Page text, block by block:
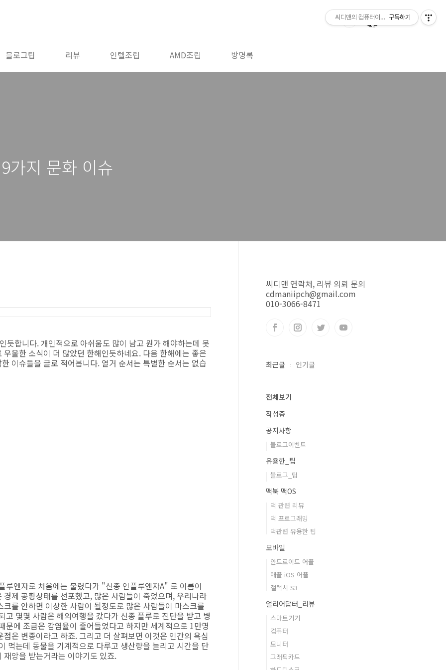
블로그팁 리뷰 인텔조립 AMD조립 방명록
가지 문화 이슈
듯합니다. 개인적으로 아쉬움도 많이 남고 뭔가 해야하는데 못
울한 소식이 더 많았던 한해인듯하네요. 다음 한해에는 좋은
이슈들을 글로 적어봅니다. 열거 순서는 특별한 순서는 없습
엔자로 처음에는 불렸다가 "신종 인플루엔자A" 로 이름이
제 공황상태를 선포했고, 많은 사람들이 죽었으며, 우리나라
를 안하면 이상한 사람이 될정도로 많은 사람들이 마스크를
몇몇 사람은 해외여행을 갔다가 신종 플루로 진단을 받고 병
에 조금은 감염율이 줄어들었다고 하지만 세계적으로 1만명
은 변종이라고 하죠. 그리고 더 살펴보면 이것은 인간의 욕심
먹는데 동물을 기계적으로 다루고 생산량을 늘리고 시간을 단
앙을 받는거라는 이야기도 있죠.
씨디맨 연락처, 리뷰 의뢰 문의
cdmaniipch@gmail.com
010-3066-8471
최근글 인기글
전체보기
작성중
공지사항
블로그이벤트
유용한_팁
블로그_팁
맥북 맥OS
맥 관련 리뷰
맥 프로그래밍
맥관련 유용한 팁
모바일
안드로이드 어플
애플 iOS 어플
갤럭시 S3
얼리어답터_리뷰
스마트기기
컴퓨터
모니터
그래픽카드
씨디맨의 컴퓨터이야기구독하기